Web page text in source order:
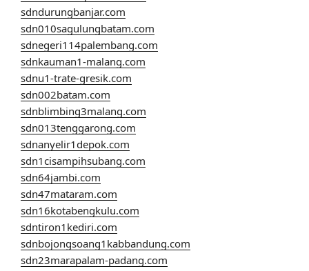
sdndurungbanjar.com
sdn010sagulungbatam.com
sdnegeri114palembang.com
sdnkauman1-malang.com
sdnu1-trate-gresik.com
sdn002batam.com
sdnblimbing3malang.com
sdn013tenggarong.com
sdnanyelir1depok.com
sdn1cisampihsubang.com
sdn64jambi.com
sdn47mataram.com
sdn16kotabengkulu.com
sdntiron1kediri.com
sdnbojongsoang1kabbandung.com
sdn23marapalam-padang.com